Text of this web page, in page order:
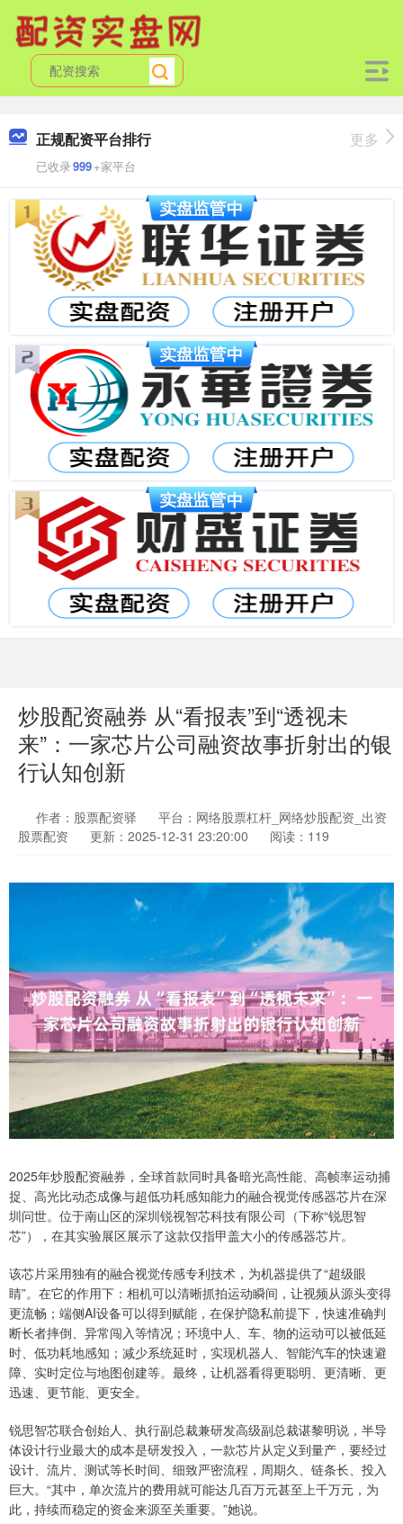
正规配资平台排行
已收录999+家平台
更多
炒股配资融券 从“看报表”到“透视未
来”：一家芯片公司融资故事折射出的银
行认知创新
作者：股票配资驿
平台：网络股票杠杆_网络炒股配资_出资
股票配资
更新：2025-12-31 23:20:00 阅读：119
2025年炒股配资融券，全球首款同时具备暗光高性能、高帧率运动捕
捉、高光比动态成像与超低功耗感知能力的融合视觉传感器芯片在深
圳问世。位于南山区的深圳锐视智芯科技有限公司（下称“锐思智
芯”），在其实验展区展示了这款仅指甲盖大小的传感器芯片。
该芯片采用独有的融合视觉传感专利技术，为机器提供了“超级眼
睛”。在它的作用下：相机可以清晰抓拍运动瞬间，让视频从源头变得
更流畅；端侧AI设备可以得到赋能，在保护隐私前提下，快速准确判
断长者摔倒、异常闯入等情况；环境中人、车、物的运动可以被低延
时、低功耗地感知；减少系统延时，实现机器人、智能汽车的快速避
障、实时定位与地图创建等。最终，让机器看得更聪明、更清晰、更
迅速、更节能、更安全。
锐思智芯联合创始人、执行副总裁兼研发高级副总裁谌黎明说，半导
体设计行业最大的成本是研发投入，一款芯片从定义到量产，要经过
设计、流片、测试等长时间、细致严密流程，周期久、链条长、投入
巨大。“其中，单次流片的费用就可能达几百万元甚至上千万元，为
此，持续而稳定的资金来源至关重要。”她说。